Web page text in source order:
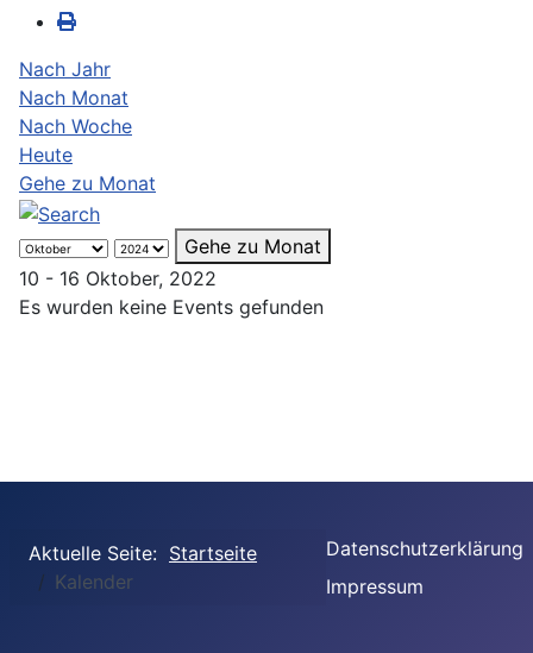
Nach Jahr
Nach Monat
Nach Woche
Heute
Gehe zu Monat
Gehe zu Monat
10 - 16 Oktober, 2022
Es wurden keine Events gefunden
Aktuelle Seite: Startseite
Kalender
Datenschutzerklärung
Impressum